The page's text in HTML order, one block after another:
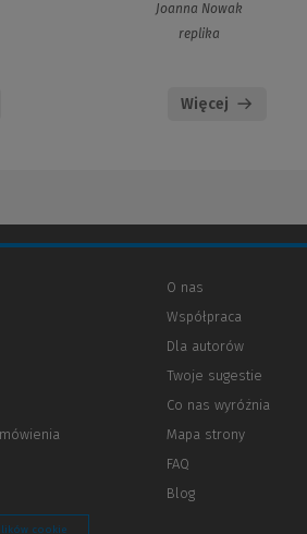
Joanna Nowak
replika
Więcej
O nas
Współpraca
Dla autorów
innej
strony)
Twoje sugestie
Co nas wyróżnia
Mapa strony
FAQ
Blog
cookie